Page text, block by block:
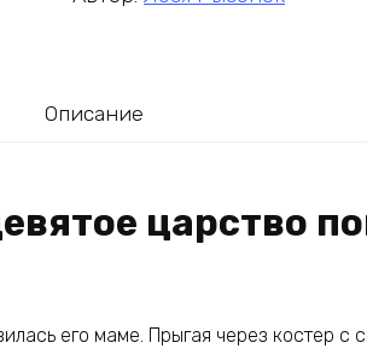
Описание
царство
его маме. Прыгая через костер с